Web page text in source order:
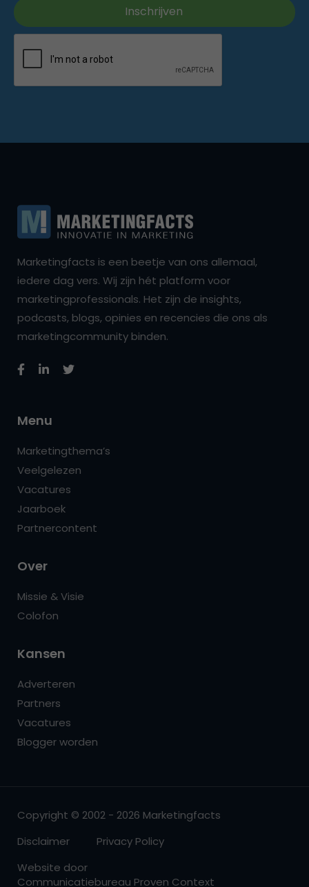
Marketingfacts is een beetje van ons allemaal,
iedere dag vers. Wij zijn hét platform voor
marketingprofessionals. Het zijn de insights,
podcasts, blogs, opinies en recencies die ons als
marketingcommunity binden.
Menu
Marketingthema’s
Veelgelezen
Vacatures
Jaarboek
Partnercontent
Over
Missie & Visie
Colofon
Kansen
Adverteren
Partners
Vacatures
Blogger worden
Copyright © 2002 - 2026 Marketingfacts
Disclaimer
Privacy Policy
Website door
Communicatiebureau Proven Context